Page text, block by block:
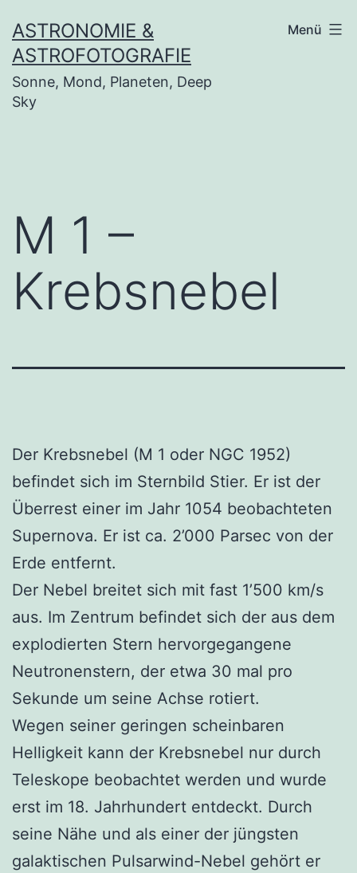
Inhalt
springen
ASTRONOMIE &
ASTROFOTOGRAFIE
Sonne, Mond, Planeten, Deep
Sky
Menü
M 1 –
Krebsnebel
Der Krebsnebel (M 1 oder NGC 1952)
befindet sich im Sternbild Stier. Er ist der
Überrest einer im Jahr 1054 beobachteten
Supernova. Er ist ca. 2’000 Parsec von der
Erde entfernt.
Der Nebel breitet sich mit fast 1’500 km/s
aus. Im Zentrum befindet sich der aus dem
explodierten Stern hervorgegangene
Neutronenstern, der etwa 30 mal pro
Sekunde um seine Achse rotiert.
Wegen seiner geringen scheinbaren
Helligkeit kann der Krebsnebel nur durch
Teleskope beobachtet werden und wurde
erst im 18. Jahrhundert entdeckt. Durch
seine Nähe und als einer der jüngsten
galaktischen Pulsarwind-Nebel gehört er